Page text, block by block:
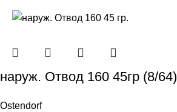
наруж. Отвод 160 45гр (8/64)
Ostendorf